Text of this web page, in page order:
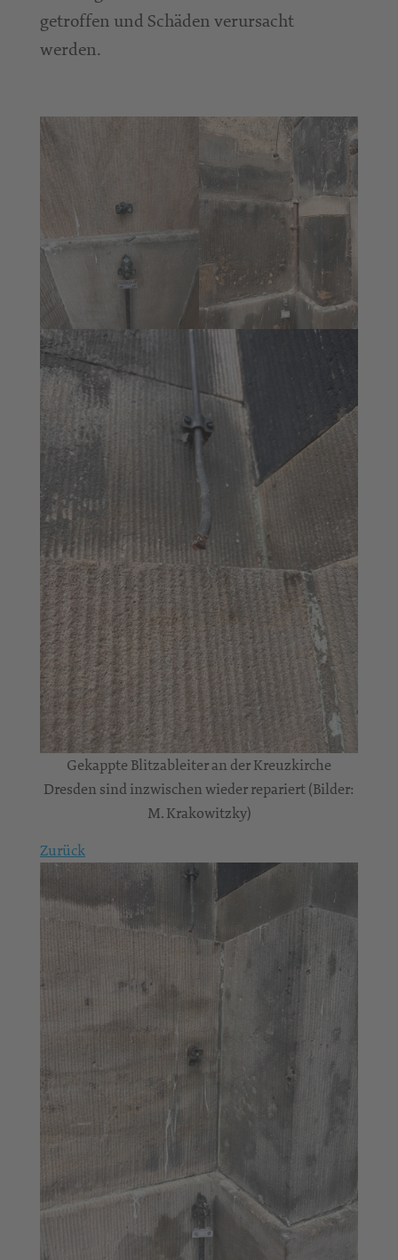
getroffen und Schäden verursacht
werden.
Gekappte Blitzableiter an der Kreuzkirche
Dresden sind inzwischen wieder repariert (Bilder:
M. Krakowitzky)
Zurück